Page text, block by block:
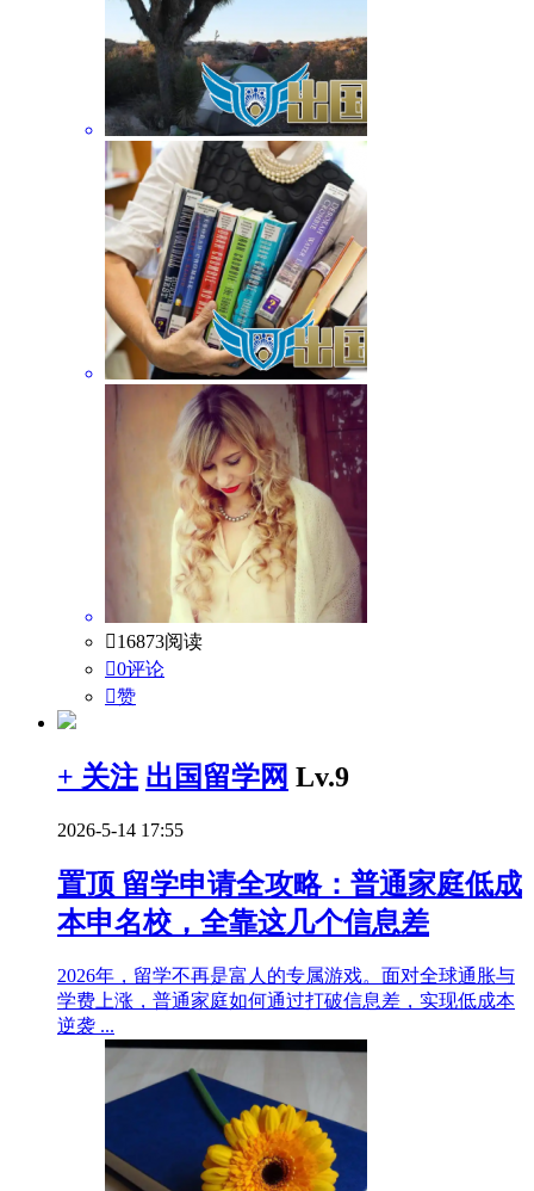
16873阅读
0评论
赞
+ 关注 出国留学网 Lv.9
2026-5-14 17:55
置顶 留学申请全攻略：普通家庭低成
本申名校，全靠这几个信息差
2026年，留学不再是富人的专属游戏。面对全球通胀与
学费上涨，普通家庭如何通过打破信息差，实现低成本
逆袭 ...